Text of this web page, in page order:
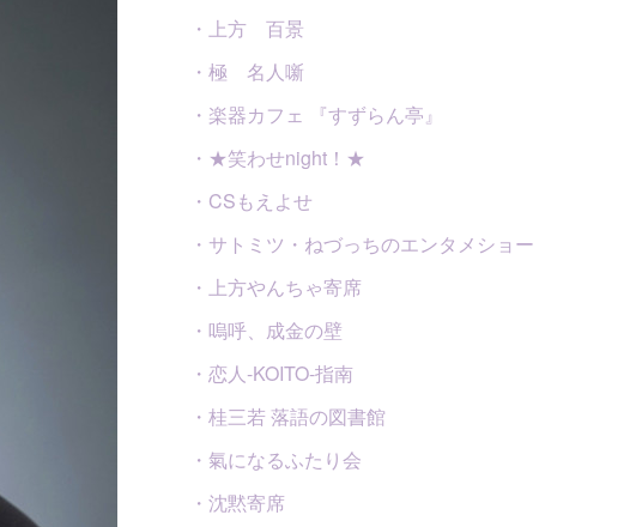
・上方 百景
・極 名人噺
・楽器カフェ 『すずらん亭』
・★笑わせnight！★
・CSもえよせ
・サトミツ・ねづっちのエンタメショー
・上方やんちゃ寄席
・嗚呼、成金の壁
・恋人-KOITO-指南
・桂三若 落語の図書館
・氣になるふたり会
・沈黙寄席